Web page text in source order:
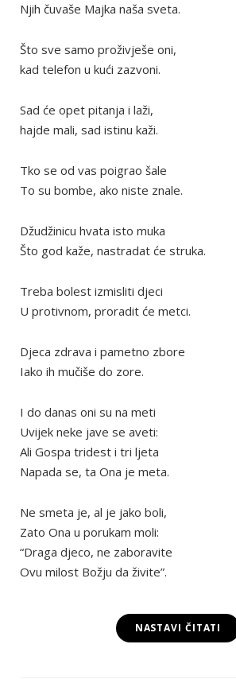
Njih čuvaše Majka naša sveta.
Što sve samo proživješe oni,
kad telefon u kući zazvoni.
Sad će opet pitanja i laži,
hajde mali, sad istinu kaži.
Tko se od vas poigrao šale
To su bombe, ako niste znale.
Džudžinicu hvata isto muka
Što god kaže, nastradat će struka.
Treba bolest izmisliti djeci
U protivnom, proradit će metci.
Djeca zdrava i pametno zbore
Iako ih mučiše do zore.
I do danas oni su na meti
Uvijek neke jave se aveti:
Ali Gospa tridest i tri ljeta
Napada se, ta Ona je meta.
Ne smeta je, al je jako boli,
Zato Ona u porukam moli:
“Draga djeco, ne zaboravite
Ovu milost Božju da živite”.
NASTAVI ČITATI